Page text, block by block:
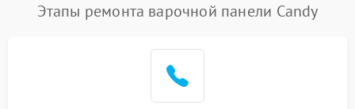
Этапы ремонта варочной панели Candy